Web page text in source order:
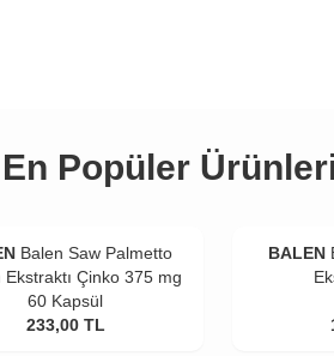
Popüler
Balen Saw Palmetto
Ekstraktı Çinko 375 mg
60 Kapsül
233,00 TL
BALEN